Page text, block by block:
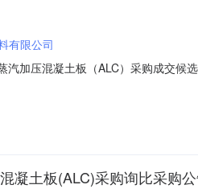
有限公司
加压混凝土板（ALC）采购成交候
西五建集团有限公司装配式建筑
凝土板(ALC)采购询比采购